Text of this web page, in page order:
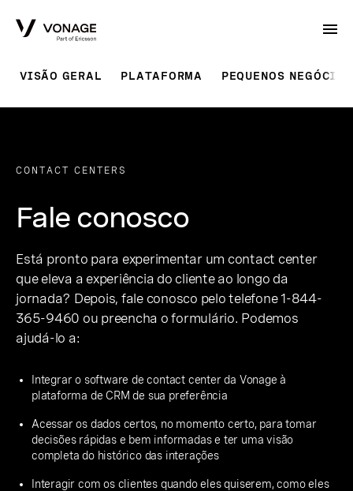
VISÃO GERAL PLATAFORMA PEQUENOS NEGÓCIOS
CONTACT CENTERS
Fale conosco
Está pronto para experimentar um contact center
que eleva a experiência do cliente ao longo da
jornada? Depois, fale conosco pelo telefone 1-844-
365-9460 ou preencha o formulário. Podemos
ajudá-lo a:
Integrar o software de contact center da Vonage à
plataforma de CRM de sua preferência
Acessar os dados certos, no momento certo, para tomar
decisões rápidas e bem informadas e ter uma visão
completa do histórico das interações
Interagir com os clientes quando eles quiserem, como eles